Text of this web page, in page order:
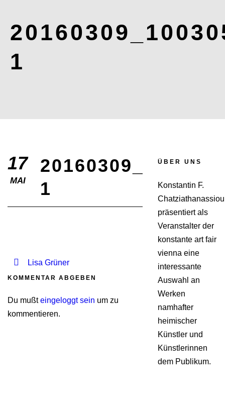
1
17
MAI
20160309_100305-
1
Lisa Grüner
KOMMENTAR ABGEBEN
Du mußteingeloggt sein um zu
kommentieren.
ÜBER UNS
Konstantin F.
Chatziathanassiou
präsentiert als
Veranstalter der
konstante art fair
vienna eine
interessante
Auswahl an
Werken
namhafter
heimischer
Künstler und
Künstlerinnen
dem Publikum.